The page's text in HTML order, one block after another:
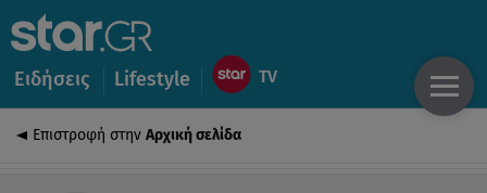
Ειδήσεις Lifestyle
Επιστροφή στην Αρχική σελίδα